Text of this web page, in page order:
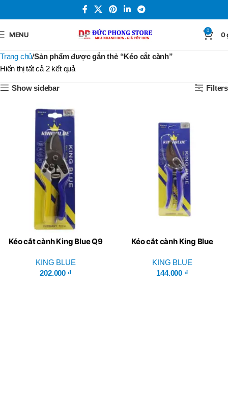
MENU 0 0
Trang chủ Sản phẩm được gắn thẻ “Kéo cắt cành”
Hiển thị tất cả 2 kết quả
Show sidebar Filters
Kéo cắt cành King Blue Q9
KING BLUE
202.000 ₫
Kéo cắt cành King Blue
KING BLUE
144.000 ₫